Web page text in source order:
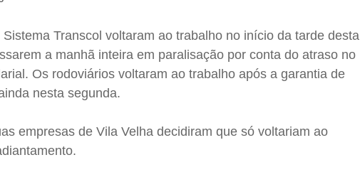
Transcol voltaram ao trabalho no início da tarde desta
a manhã inteira em paralisação por conta do atraso no
Os rodoviários voltaram ao trabalho após a garantia de
nesta segunda.
empresas de Vila Velha decidiram que só voltariam ao